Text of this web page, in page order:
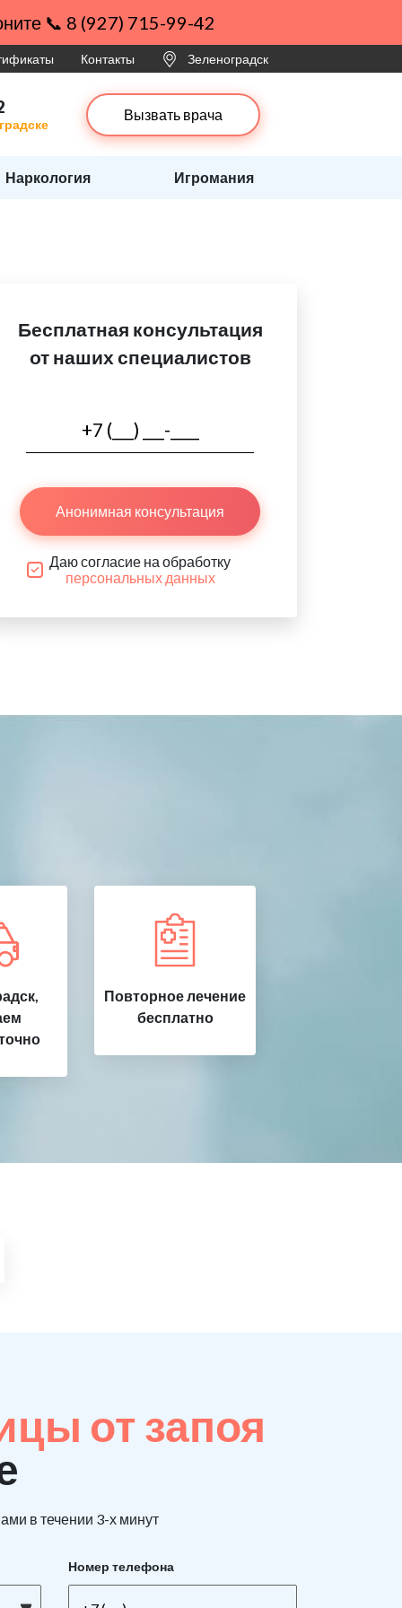
📞 8 (927) 715-99-42
Контакты Зеленоградск
Вызвать врача
Наркология Игромания
Бесплатная консультация
от наших специалистов
Анонимная консультация
Даю согласие на обработку
персональных данных
Повторное лечение
бесплатно
от запоя
в течении 3-х минут
Номер телефона